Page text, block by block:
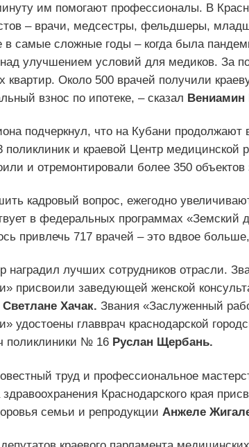
им помогают профессионалы. В
– врачи, медсестры, фельдшеры,
в самые сложные годы – когда была
улучшением условий для медиков. За
квартир. Около 500 врачей получили
взнос по ипотеке, – сказал Вениамин
подчеркнул, что на Кубани
поликлиник и краевой Центр медицинской
и отремонтировали более 350 объектов
кадровый вопрос, ежегодно
в федеральных программах
привлечь 717 врачей – это вдвое
наградил лучших сотрудников отрасли.
присвоили заведующей женской
Светлане Хачак. Звания «Заслуженный
удостоены главврач краснодарской
поликлиники № 16 Руслан Щербань.
труд и профессиональное
здравоохранения Краснодарского края
семьи и репродукции Анжеле